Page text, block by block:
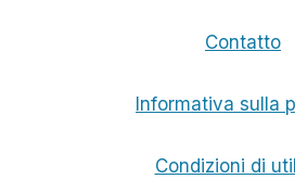
Contatto
Informativa sulla
Condizioni di